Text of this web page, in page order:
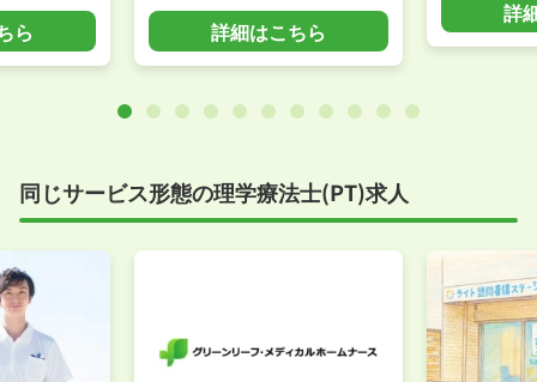
ら 詳細はこちら
詳
同じサービス形態の理学療法士(PT)求人